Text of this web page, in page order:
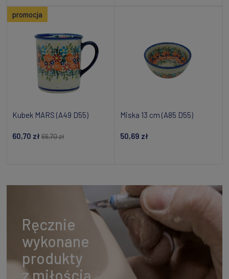
Kubek MARS (A49 D55)
60,70 zł66,70 zł
promocja
Miska 13 cm (A85 D55)
50,69 zł
Ręcznie
wykonane
produkty
z miłością